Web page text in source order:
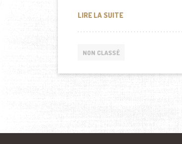
LIRE LA SUITEFOOTBALL: LA
NON CLASSÉ